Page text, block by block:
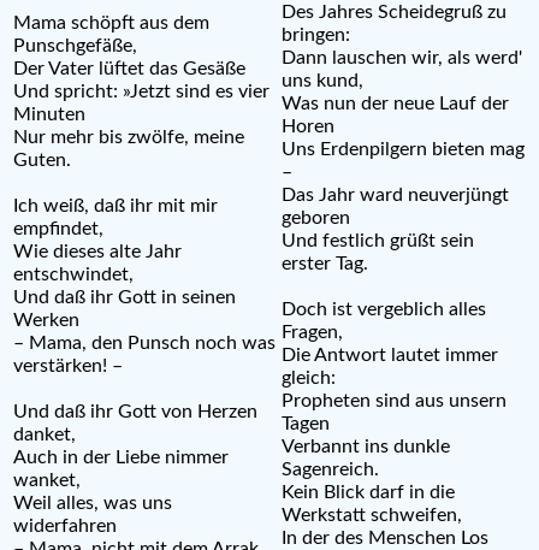
Mama schöpft aus dem
Punschgefäße,
Der Vater lüftet das Gesäße
Und spricht: »Jetzt sind es vier
Minuten
Nur mehr bis zwölfe, meine
Guten.
Ich weiß, daß ihr mit mir
empfindet,
Wie dieses alte Jahr
entschwindet,
Und daß ihr Gott in seinen
Werken
– Mama, den Punsch noch was
verstärken! –
Und daß ihr Gott von Herzen
danket,
Auch in der Liebe nimmer
wanket,
Weil alles, was uns
widerfahren
Des Jahres Scheidegruß zu
bringen:
Dann lauschen wir, als werd'
uns kund,
Was nun der neue Lauf der
Horen
Uns Erdenpilgern bieten mag
–
Das Jahr ward neuverjüngt
geboren
Und festlich grüßt sein
erster Tag.
Doch ist vergeblich alles
Fragen,
Die Antwort lautet immer
gleich:
Propheten sind aus unsern
Tagen
Verbannt ins dunkle
Sagenreich.
Kein Blick darf in die
Werkstatt schweifen,
In der des Menschen Los